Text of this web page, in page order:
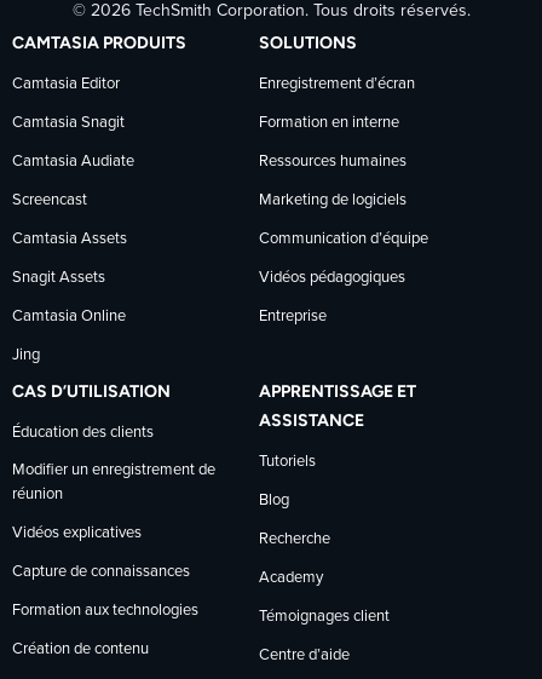
TechSmith
sur
Facebook
TechSmith
sur
LinkedIn
TechSmith
sur
YouTube
© 2026 TechSmith Corporation. Tous droits réservés.
CAMTASIA PRODUITS
Camtasia Editor
Camtasia Snagit
Camtasia Audiate
Screencast
Camtasia Assets
Snagit Assets
Camtasia Online
Jing
SOLUTIONS
Enregistrement d’écran
Formation en interne
Ressources humaines
Marketing de logiciels
Communication d’équipe
Vidéos pédagogiques
Entreprise
CAS D’UTILISATION
Éducation des clients
Modifier un enregistrement de
réunion
Vidéos explicatives
Capture de connaissances
Formation aux technologies
Création de contenu
APPRENTISSAGE ET
ASSISTANCE
Tutoriels
Blog
Recherche
Academy
Témoignages client
Centre d’aide